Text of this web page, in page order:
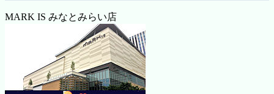
MARK IS みなとみらい店